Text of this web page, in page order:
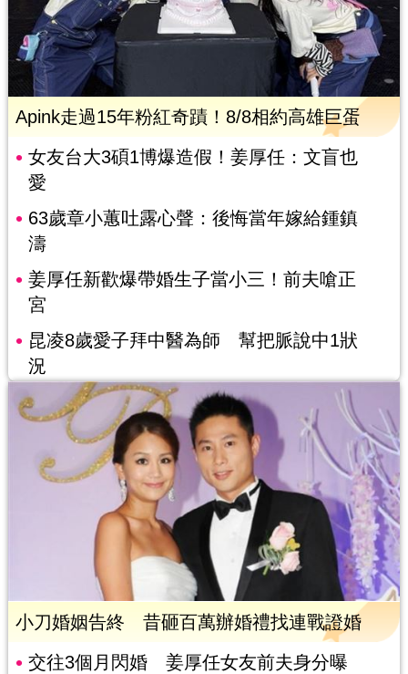
Apink走過15年粉紅奇蹟！8/8相約高雄巨蛋
女友台大3碩1博爆造假！姜厚任：文盲也
愛
63歲章小蕙吐露心聲：後悔當年嫁給鍾鎮
濤
姜厚任新歡爆帶婚生子當小三！前夫嗆正
宮
昆凌8歲愛子拜中醫為師 幫把脈說中1狀
況
小刀婚姻告終 昔砸百萬辦婚禮找連戰證婚
交往3個月閃婚 姜厚任女友前夫身分曝